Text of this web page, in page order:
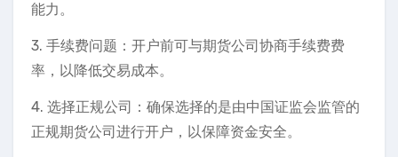
能力。
3. 手续费问题：开户前可与期货公司协商手续费费
率，以降低交易成本。
4. 选择正规公司：确保选择的是由中国证监会监管的
正规期货公司进行开户，以保障资金安全。